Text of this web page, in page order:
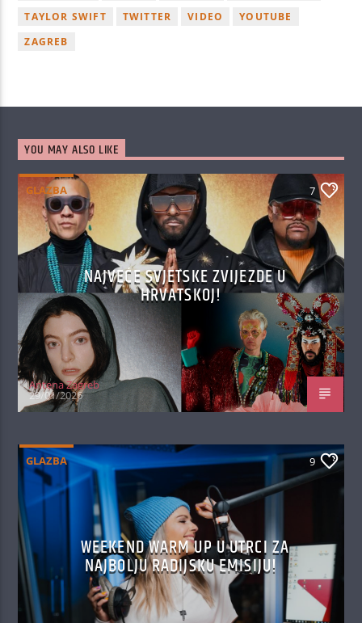
TAYLOR SWIFT
TWITTER VIDEO
YOUTUBE
ZAGREB
YOU MAY ALSO LIKE
GLAZBA 7
NAJVEĆE SVJETSKE ZVIJEZDE U
HRVATSKOJ!
Antena Zagreb
29/01/2026
GLAZBA 9
WEEKEND WARM UP U UTRCI ZA
NAJBOLJU RADIJSKU EMISIJU!